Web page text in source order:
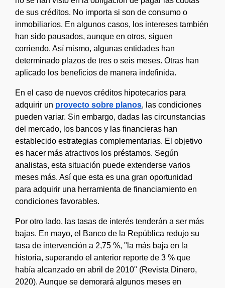
de sus créditos. No importa si son de consumo o
inmobiliarios. En algunos casos, los intereses también
han sido pausados, aunque en otros, siguen
corriendo. Así mismo, algunas entidades han
determinado plazos de tres o seis meses. Otras han
aplicado los beneficios de manera indefinida.
En el caso de nuevos créditos hipotecarios para
adquirir un proyecto sobre planos, las condiciones
pueden variar. Sin embargo, dadas las circunstancias
del mercado, los bancos y las financieras han
establecido estrategias complementarias. El objetivo
es hacer más atractivos los préstamos. Según
analistas, esta situación puede extenderse varios
meses más. Así que esta es una gran oportunidad
para adquirir una herramienta de financiamiento en
condiciones favorables.
Por otro lado, las tasas de interés tenderán a ser más
bajas. En mayo, el Banco de la República redujo su
tasa de intervención a 2,75 %, "la más baja en la
historia, superando el anterior reporte de 3 % que
había alcanzado en abril de 2010" (Revista Dinero,
2020). Aunque se demorará algunos meses en